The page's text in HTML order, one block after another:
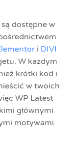
dostępne w
i DIVI
W każdym
krótki kod i
w twoich
WP Latest
głównymi
motywami.